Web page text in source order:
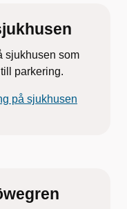
sjukhusen som
parkering.
på sjukhusen